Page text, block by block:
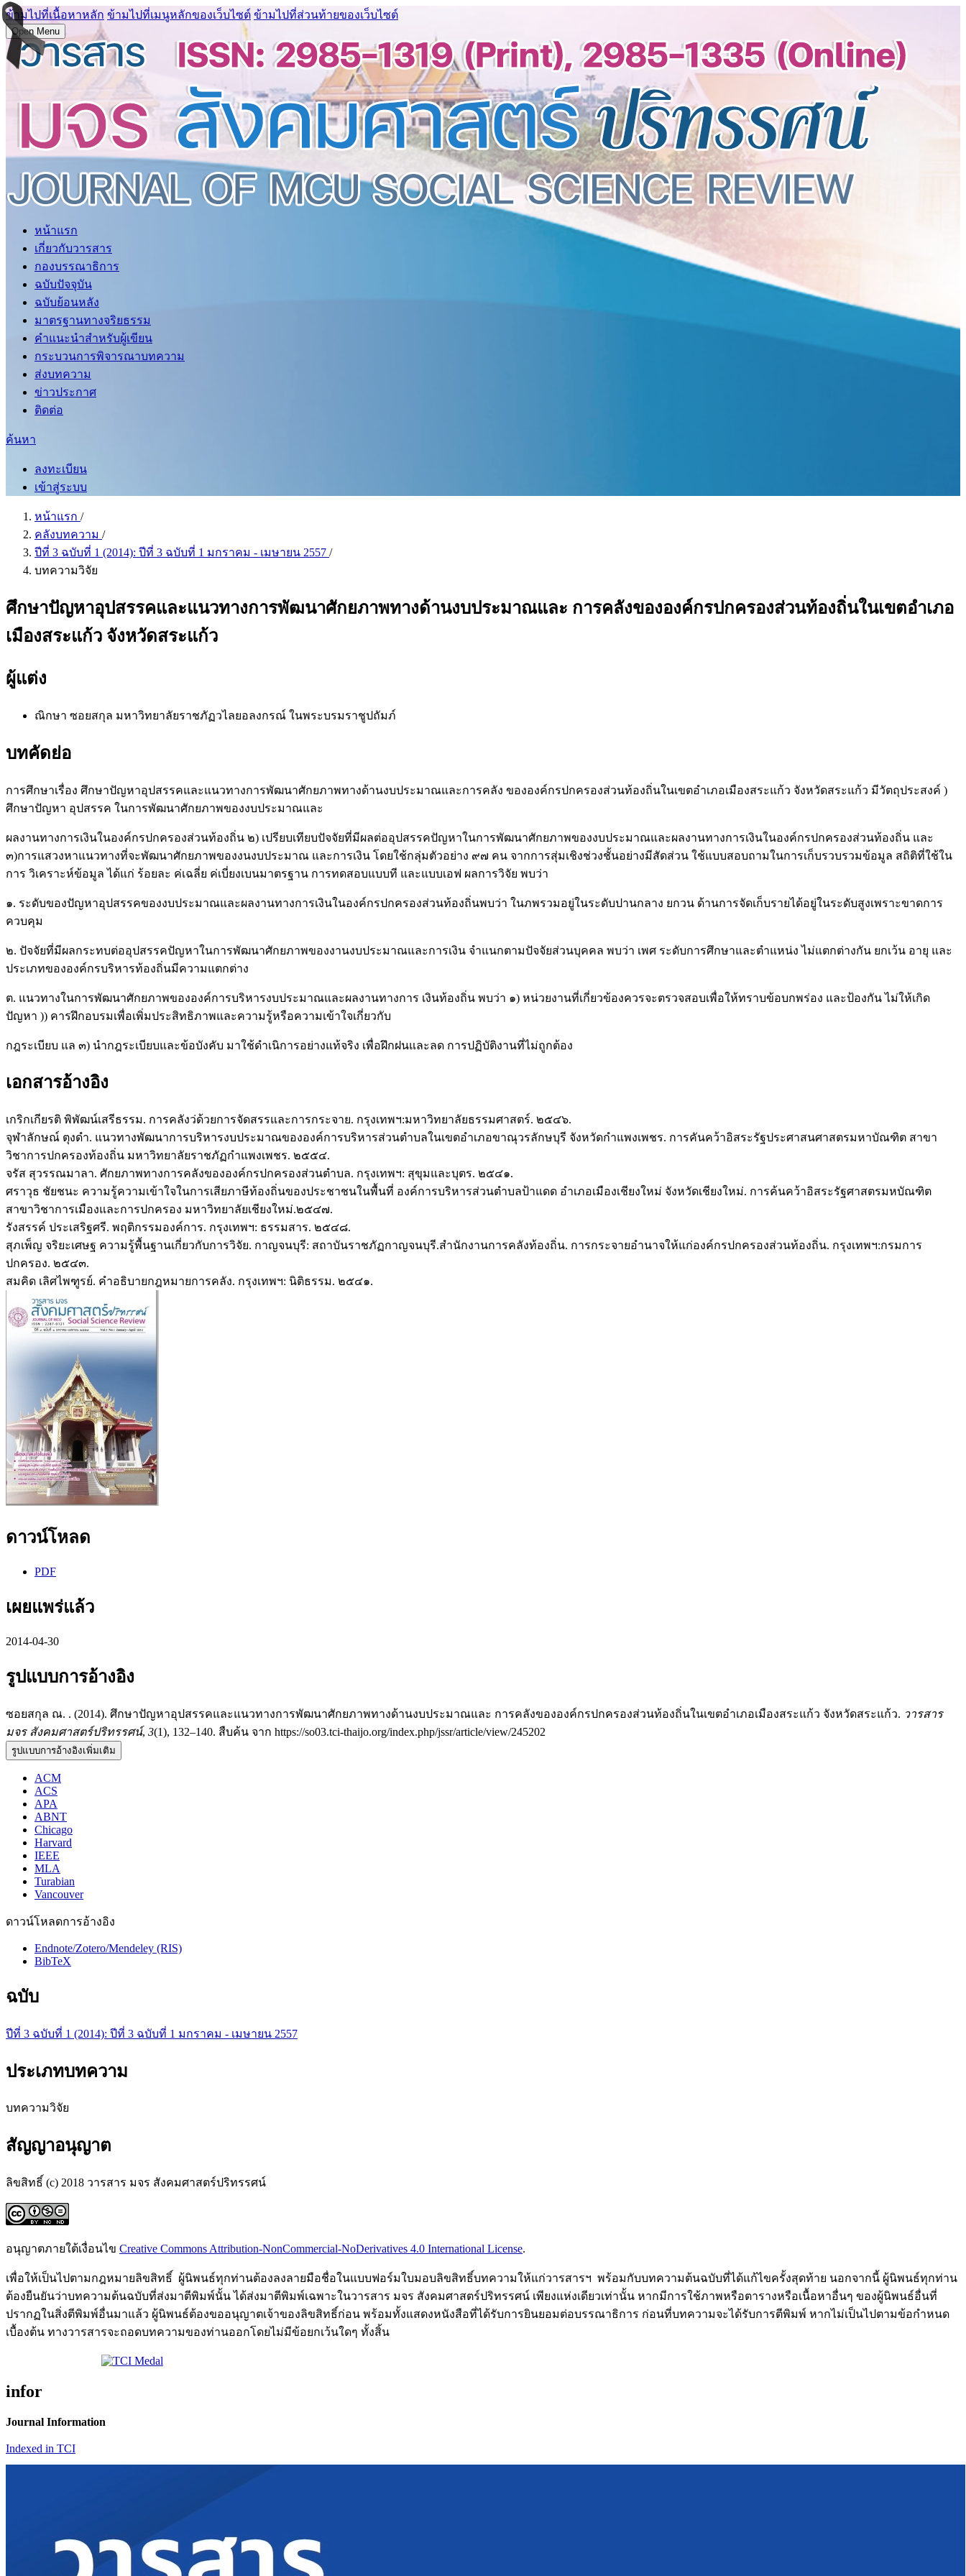
ข้ามไปที่เนื้อหาหลัก ข้ามไปที่เมนูหลักของเว็บไซต์ ข้ามไปที่ส่วนท้ายของเว็บไซต์
Open Menu
หน้าแรก
เกี่ยวกับวารสาร
กองบรรณาธิการ
ฉบับปัจจุบัน
ฉบับย้อนหลัง
มาตรฐานทางจริยธรรม
คำแนะนำสำหรับผู้เขียน
กระบวนการพิจารณาบทความ
ส่งบทความ
ข่าวประกาศ
ติดต่อ
ค้นหา
ลงทะเบียน
เข้าสู่ระบบ
หน้าแรก /
คลังบทความ /
ปีที่ 3 ฉบับที่ 1 (2014): ปีที่ 3 ฉบับที่ 1 มกราคม - เมษายน 2557 /
บทความวิจัย
ศึกษาปัญหาอุปสรรคและแนวทางการพัฒนาศักยภาพทางด้านงบประมาณและ การคลังขององค์กรปกครองส่วนท้องถิ่นในเขตอำเภอ
เมืองสระแก้ว จังหวัดสระแก้ว
ผู้แต่ง
ณิกษา ซอยสกุล มหาวิทยาลัยราชภัฏวไลยอลงกรณ์ ในพระบรมราชูปถัมภ์
บทคัดย่อ
การศึกษาเรื่อง ศึกษาปัญหาอุปสรรคและแนวทางการพัฒนาศักยภาพทางด้านงบประมาณและการคลัง ขององค์กรปกครองส่วนท้องถิ่นในเขตอำเภอเมืองสระแก้ว จังหวัดสระแก้ว มีวัตถุประสงค์ )
ศึกษาปัญหา อุปสรรค ในการพัฒนาศักยภาพของงบประมาณและ
ผลงานทางการเงินในองค์กรปกครองส่วนท้องถิ่น ๒) เปรียบเทียบปัจจัยที่มีผลต่ออุปสรรคปัญหาในการพัฒนาศักยภาพของงบประมาณและผลงานทางการเงินในองค์กรปกครองส่วนท้องถิ่น และ
๓)การแสวงหาแนวทางที่จะพัฒนาศักยภาพของงนงบประมาณ และการเงิน โดยใช้กลุ่มตัวอย่าง ๙๗ คน จากการสุ่มเชิงช่วงชั้นอย่างมีสัดส่วน ใช้แบบสอบถามในการเก็บรวบรวมข้อมูล สถิติที่ใช้ใน
การ วิเคราะห์ข้อมูล ได้แก่ ร้อยละ ค่เฉลี่ย ค่เบี่ยงเบนมาตรฐาน การทดสอบแบบที และแบบเอฟ ผลการวิจัย พบว่า
๑. ระดับของปัญหาอุปสรรคของงบประมาณและผลงานทางการเงินในองค์กรปกครองส่วนท้องถิ่นพบว่า ในภพรวมอยู่ในระดับปานกลาง ยกวน ด้านการจัดเก็บรายได้อยู่ในระดับสูงเพราะขาดการ
ควบคุม
๒. ปัจจัยที่มีผลกระทบต่ออุปสรรคปัญหาในการพัฒนาศักยภาพของงานงบประมาณและการเงิน จำแนกตามปัจจัยส่วนบุคคล พบว่า เพศ ระดับการศึกษาและตำแหน่ง ไม่แตกต่างกัน ยกเว้น อายุ และ
ประเภทขององค์กรบริหารท้องถิ่นมีความแตกต่าง
ต. แนวทางในการพัฒนาศักยภาพขององค์การบริหารงบประมาณและผลงานทางการ เงินท้องถิ่น พบว่า ๑) หน่วยงานที่เกี่ยวข้องควรจะตรวจสอบเพื่อให้ทราบข้อบกพร่อง และป้องกัน ไม่ให้เกิด
ปัญหา )) คารฝึกอบรมเพื่อเพิ่มประสิทธิภาพและความรู้หรือความเข้าใจเกี่ยวกับ
กฎระเบียบ แล ๓) นำกฎระเบียบและข้อบังคับ มาใช้ดำเนิการอย่างแท้จริง เพื่อฝึกฝนและลด การปฏิบัติงานที่ไม่ถูกต้อง
เอกสารอ้างอิง
เกริกเกียรติ พิพัฒน์เสรีธรรม. การคลังว่ด้วยการจัดสรรและการกระจาย. กรุงเทพฯ:มหาวิทยาลัยธรรมศาสตร์. ๒๕๔๖.
จุฬาลักษณ์ ตุงดำ. แนวทางพัฒนาการบริหารงบประมาณขององค์การบริหารส่วนตำบลในเขตอำเภอขาณุวรลักษบุรี จังหวัดกำแพงเพชร. การคันคว้าอิสระรัฐประศาสนศาสตรมหาบัณฑิต สาขา
วิชาการปกครองท้องถิ่น มหาวิทยาลัยราชภัฏกำแพงเพชร. ๒๕๕๔.
จรัส สุวรรณมาลา. ศักยภาพทางการคลังขององค์กรปกครองส่วนตำบล. กรุงเทพฯ: สุขุมและบุตร. ๒๕๔๑.
ศราวุธ ชัยชนะ ความรู้ความเข้าใจในการเสียภาษีท้องถิ่นของประชาชนในพื้นที่ องค์การบริหารส่วนตำบลป้าแดด อำเภอเมืองเชียงใหม่ จังหวัดเชียงใหม่. การค้นคว้าอิสระรัฐศาสตรมหบัณฑิต
สาขาวิชาการเมืองและการปกครอง มหาวิทยาลัยเชียงใหม่.๒๕๔๗.
รังสรรค์ ประเสริฐศรี. พฤติกรรมองค์การ. กรุงเทพฯ: ธรรมสาร. ๒๕๔๘.
สุภเพ็ญ จริยะเศษฐ ความรู้พื้นฐานเกี่ยวกับการวิจัย. กาญจนบุรี: สถาบันราชภัฏกาญจนบุรี.สำนักงานการคลังท้องถิ่น. การกระจายอำนาจให้แก่องค์กรปกครองส่วนท้องถิ่น. กรุงเทพฯ:กรมการ
ปกครอง. ๒๕๔๓.
สมคิด เลิศไพฑูรย์. คำอธิบายกฎหมายการคลัง. กรุงเทพฯ: นิติธรรม. ๒๕๔๑.
ดาวน์โหลด
PDF
เผยแพร่แล้ว
2014-04-30
รูปแบบการอ้างอิง
ซอยสกุล ณ. . (2014). ศึกษาปัญหาอุปสรรคและแนวทางการพัฒนาศักยภาพทางด้านงบประมาณและ การคลังขององค์กรปกครองส่วนท้องถิ่นในเขตอำเภอเมืองสระแก้ว จังหวัดสระแก้ว. วารสาร
มจร สังคมศาสตร์ปริทรรศน์, 3(1), 132–140. สืบค้น จาก https://so03.tci-thaijo.org/index.php/jssr/article/view/245202
รูปแบบการอ้างอิงเพิ่มเติม
ACM
ACS
APA
ABNT
Chicago
Harvard
IEEE
MLA
Turabian
Vancouver
ดาวน์โหลดการอ้างอิง
Endnote/Zotero/Mendeley (RIS)
BibTeX
ฉบับ
ปีที่ 3 ฉบับที่ 1 (2014): ปีที่ 3 ฉบับที่ 1 มกราคม - เมษายน 2557
ประเภทบทความ
บทความวิจัย
สัญญาอนุญาต
ลิขสิทธิ์ (c) 2018 วารสาร มจร สังคมศาสตร์ปริทรรศน์
อนุญาตภายใต้เงื่อนไข Creative Commons Attribution-NonCommercial-NoDerivatives 4.0 International License.
เพื่อให้เป็นไปตามกฎหมายลิขสิทธิ์ ผู้นิพนธ์ทุกท่านต้องลงลายมือชื่อในแบบฟอร์มใบมอบลิขสิทธิ์บทความให้แก่วารสารฯ พร้อมกับบทความต้นฉบับที่ได้แก้ไขครั้งสุดท้าย นอกจากนี้ ผู้นิพนธ์ทุกท่าน
ต้องยืนยันว่าบทความต้นฉบับที่ส่งมาตีพิมพ์นั้น ได้ส่งมาตีพิมพ์เฉพาะในวารสาร มจร สังคมศาสตร์ปริทรรศน์ เพียงแห่งเดียวเท่านั้น หากมีการใช้ภาพหรือตารางหรือเนื้อหาอื่นๆ ของผู้นิพนธ์อื่นที่
ปรากฏในสิ่งตีพิมพ์อื่นมาแล้ว ผู้นิพนธ์ต้องขออนุญาตเจ้าของลิขสิทธิ์ก่อน พร้อมทั้งแสดงหนังสือที่ได้รับการยินยอมต่อบรรณาธิการ ก่อนที่บทความจะได้รับการตีพิมพ์ หากไม่เป็นไปตามข้อกำหนด
เบื้องต้น ทางวารสารจะถอดบทความของท่านออกโดยไม่มีข้อยกเว้นใดๆ ทั้งสิ้น
infor
Journal Information
Indexed in TCI